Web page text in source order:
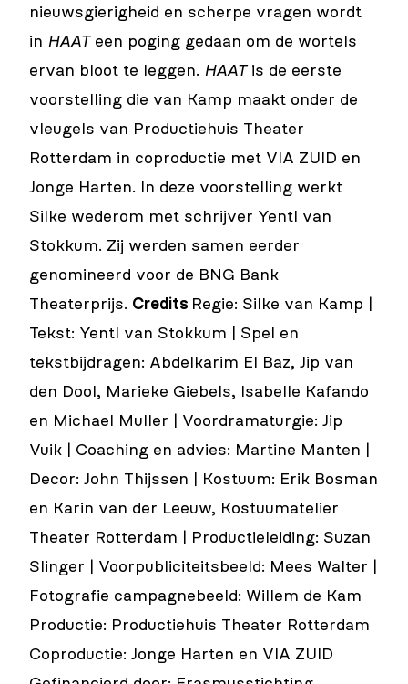
nieuwsgierigheid en scherpe vragen wordt
in HAATeen poging gedaan om de wortels
ervan bloot te leggen. HAATis de eerste
voorstelling die van Kamp maakt onder de
vleugels van Productiehuis Theater
Rotterdam in coproductie met VIA ZUID en
Jonge Harten. In deze voorstelling werkt
Silke wederom met schrijver Yentl van
Stokkum. Zij werden samen eerder
genomineerd voor de BNG Bank
Theaterprijs. Credits Regie: Silke van Kamp |
Tekst: Yentl van Stokkum | Spel en
tekstbijdragen: Abdelkarim El Baz, Jip van
den Dool, Marieke Giebels, Isabelle Kafando
en Michael Muller | Voordramaturgie: Jip
Vuik | Coaching en advies: Martine Manten |
Decor: John Thijssen | Kostuum: Erik Bosman
en Karin van der Leeuw, Kostuumatelier
Theater Rotterdam | Productieleiding: Suzan
Slinger | Voorpubliciteitsbeeld: Mees Walter |
Fotografie campagnebeeld: Willem de Kam
Productie: Productiehuis Theater Rotterdam
Coproductie: Jonge Harten en VIA ZUID